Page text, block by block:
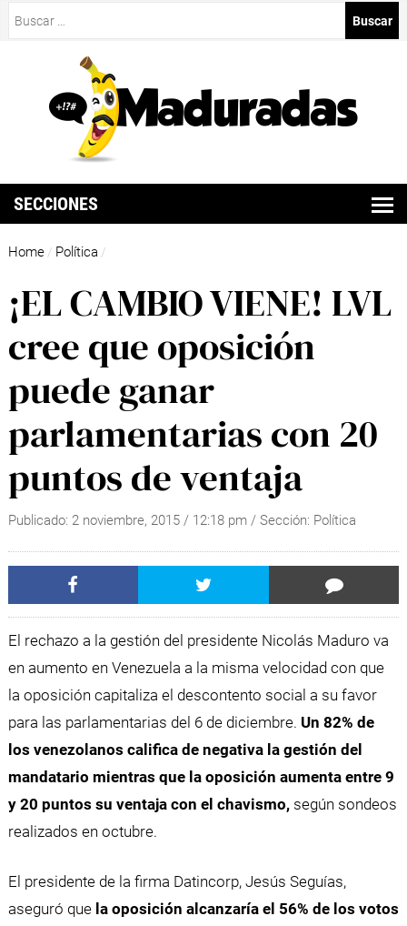
SECCIONES
Home / Política /
¡EL CAMBIO VIENE! LVL
cree que oposición
puede ganar
parlamentarias con 20
puntos de ventaja
Publicado: 2 noviembre, 2015/ 12:18 pm / Sección: Política
El rechazo a la gestión del presidente Nicolás Maduro va
en aumento en Venezuela a la misma velocidad con que
la oposición capitaliza el descontento social a su favor
para las parlamentarias del 6 de diciembre. Un 82% de
los venezolanos califica de negativa la gestión del
mandatario mientras que la oposición aumenta entre 9
y 20 puntos su ventaja con el chavismo,según sondeos
realizados en octubre.
El presidente de la firma Datincorp, Jesús Seguías,
aseguró quela oposición alcanzaría el 56% de los votos